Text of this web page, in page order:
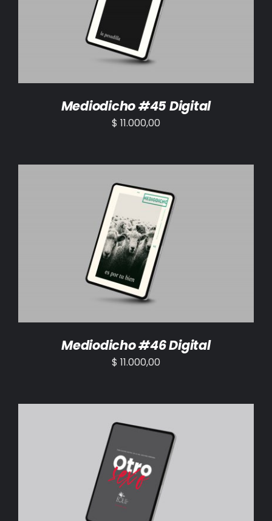
AÑADIR AL CARRITO /
Mediodicho #45 Digital
$ 11.000,00
AÑADIR AL CARRITO /
Mediodicho #46 Digital
$ 11.000,00
AÑADIR AL CARRITO /